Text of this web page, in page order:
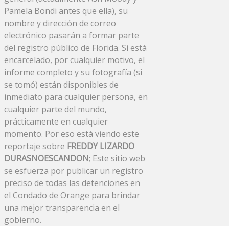
Pamela Bondi antes que ella), su
nombre y dirección de correo
electrónico pasarán a formar parte
del registro público de Florida. Si está
encarcelado, por cualquier motivo, el
informe completo y su fotografía (si
se tomó) están disponibles de
inmediato para cualquier persona, en
cualquier parte del mundo,
prácticamente en cualquier
momento. Por eso está viendo este
reportaje sobre FREDDY LIZARDO
DURASNOESCANDON; Este sitio web
se esfuerza por publicar un registro
preciso de todas las detenciones en
el Condado de Orange para brindar
una mejor transparencia en el
gobierno.